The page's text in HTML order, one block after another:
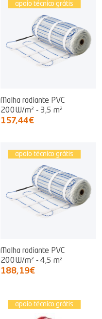
apoio técnico grátis
Malha radiante PVC
200W/m² - 3,5 m²
157,44€
apoio técnico grátis
Malha radiante PVC
200W/m² - 4,5 m²
188,19€
apoio técnico grátis